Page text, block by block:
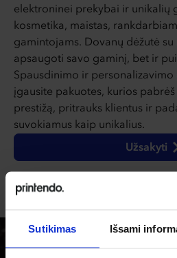
Sutikimas Išsami
elektroninei prekybai ir unikalių
kosmetika, maistas,
gamintojams. Dovanų dėžutė
apsaugoti savo gaminį, bet ir
Spausdinimo ir personalizavimo
įgausite pakuotes, kurios
prestižą, pritrauks klientus ir
suvokiamus kaip unikalius.
Užsakyti